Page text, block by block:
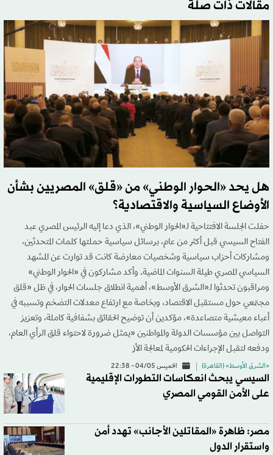
مقالات ذات صلة
هل يحد «الحوار الوطني» من «قلق» المصريين بشأن
الأوضاع السياسية والاقتصادية؟
حفلت الجلسة الافتتاحية لـ«الحوار الوطني»، الذي دعا إليه الرئيس المصري عبد
الفتاح السيسي قبل أكثر من عام، برسائل سياسية حملتها كلمات المتحدثين،
ومشاركات أحزاب سياسية وشخصيات معارضة كانت قد توارت عن المشهد
السياسي المصري طيلة السنوات الماضية. وأكد مشاركون في «الحوار الوطني»
ومراقبون تحدثوا لـ«الشرق الأوسط»، أهمية انطلاق جلسات الحوار، في ظل «قلق
مجتمعي حول مستقبل الاقتصاد، وبخاصة مع ارتفاع معدلات التضخم وتسببه في
أعباء معيشية متصاعدة»، مؤكدين أن توضيح الحقائق بشفافية كاملة، وتعزيز
التواصل بين مؤسسات الدولة والمواطنين «يمثل ضرورة لاحتواء قلق الرأي العام،
ودفعه لتقبل الإجراءات الحكومية لمعالجة الأز
«الشرق الأوسط» (القاهرة) الخميس 04/05 - 22:38
السيسي يبحث انعكاسات التطورات الإقليمية
على الأمن القومي المصري
مصر: ظاهرة «المقاتلين الأجانب» تهدد أمن
واستقرار الدول